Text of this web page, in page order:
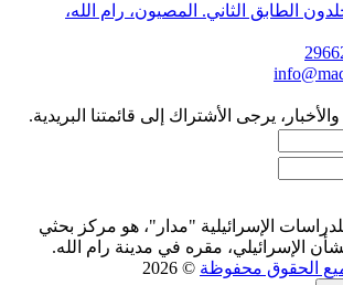
الطابق الثاني. المصيون، رام الله،
يرجى الأشتراك إلى قائمتنا البريدية.
الإسرائيلية "مدار"، هو مركز بحثي
الإسرائيلي، مقره في مدينة رام الله.
الحقوق محفوظة © 2026